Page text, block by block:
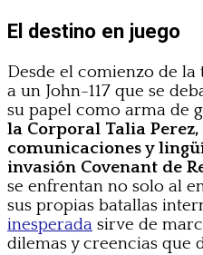
El destino en juego
Desde el comienzo de
a un John-117 que se
su papel como arma de
la Corporal Talia
comunicaciones y
invasión Covenant de
se enfrentan no solo al
sus propias batallas
inesperada sirve de
dilemas y creencias que